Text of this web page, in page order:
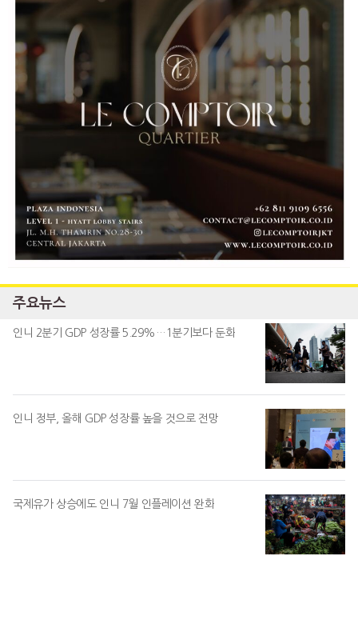
주요뉴스
인니 2분기 GDP 성장률 5.29%…1분기보다 둔화
인니 정부, 올해 GDP 성장률 높을 것으로 전망
국제유가 상승에도 인니 7월 인플레이션 완화